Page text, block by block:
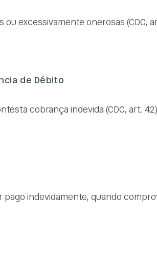
excessivamente onerosas (CDC,
de Débito
cobrança indevida (CDC, art.
indevidamente, quando